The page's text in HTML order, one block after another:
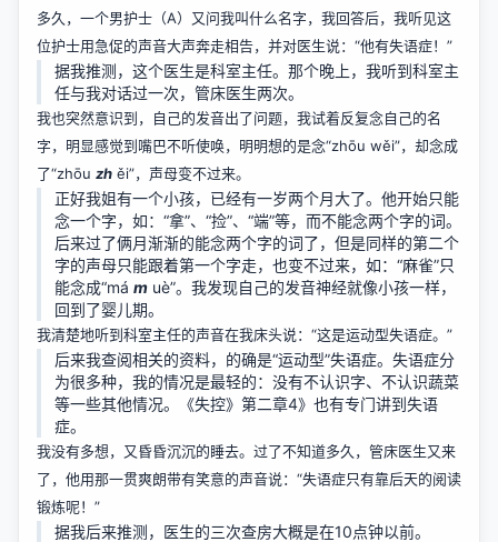
多久，一个男护士（A）又问我叫什么名字，我回答后，我听见这
位护士用急促的声音大声奔走相告，并对医生说：“他有失语症！”
据我推测，这个医生是科室主任。那个晚上，我听到科室主
任与我对话过一次，管床医生两次。
我也突然意识到，自己的发音出了问题，我试着反复念自己的名
字，明显感觉到嘴巴不听使唤，明明想的是念“zhōu wěi”，却念成
了“zhōu zh ěi”，声母变不过来。
正好我姐有一个小孩，已经有一岁两个月大了。他开始只能
念一个字，如：“拿”、“捡”、“端”等，而不能念两个字的词。
后来过了俩月渐渐的能念两个字的词了，但是同样的第二个
字的声母只能跟着第一个字走，也变不过来，如：“麻雀”只
能念成“má m uè”。我发现自己的发音神经就像小孩一样，
回到了婴儿期。
我清楚地听到科室主任的声音在我床头说：“这是运动型失语症。”
后来我查阅相关的资料，的确是“运动型”失语症。失语症分
为很多种，我的情况是最轻的：没有不认识字、不认识蔬菜
等一些其他情况。
《失控》第二章4》 也有专门讲到失语
症。
我没有多想，又昏昏沉沉的睡去。过了不知道多久，管床医生又来
了，他用那一贯爽朗带有笑意的声音说：“失语症只有靠后天的阅读
锻炼呢！”
据我后来推测，医生的三次查房大概是在10点钟以前。